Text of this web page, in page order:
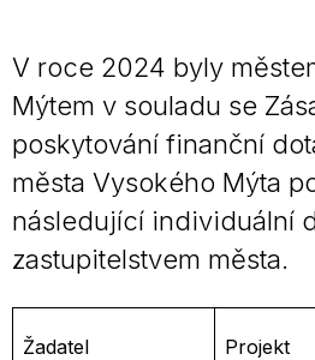
V roce 2024 byly
Mýtem v souladu se
poskytování finanční
města Vysokého Mýta
následující individuální
zastupitelstvem města.
Žadatel Projekt